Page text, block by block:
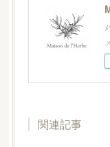
関連記事